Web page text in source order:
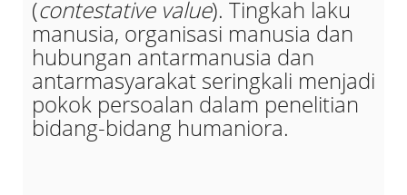
(contestative value). Tingkah laku
manusia, organisasi manusia dan
hubungan antarmanusia dan
antarmasyarakat seringkali menjadi
pokok persoalan dalam penelitian
bidang-bidang humaniora.